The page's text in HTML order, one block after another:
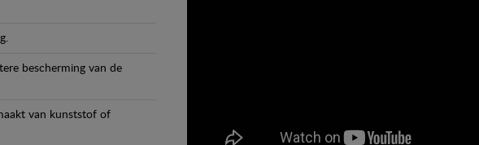
bescherming van de
van kunststof of